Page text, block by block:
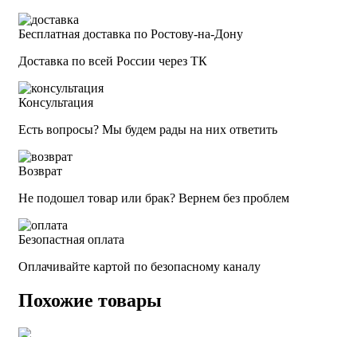
Бесплатная доставка по Ростову-на-Дону
Доставка по всей России через ТК
Консультация
Есть вопросы? Мы будем рады на них ответить
Возврат
Не подошел товар или брак? Вернем без проблем
Безопастная оплата
Оплачивайте картой по безопасному каналу
Похожие товары